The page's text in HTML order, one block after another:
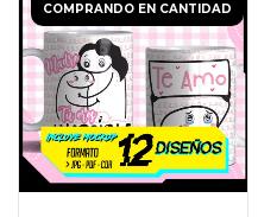
COMPRANDO EN CANTIDAD